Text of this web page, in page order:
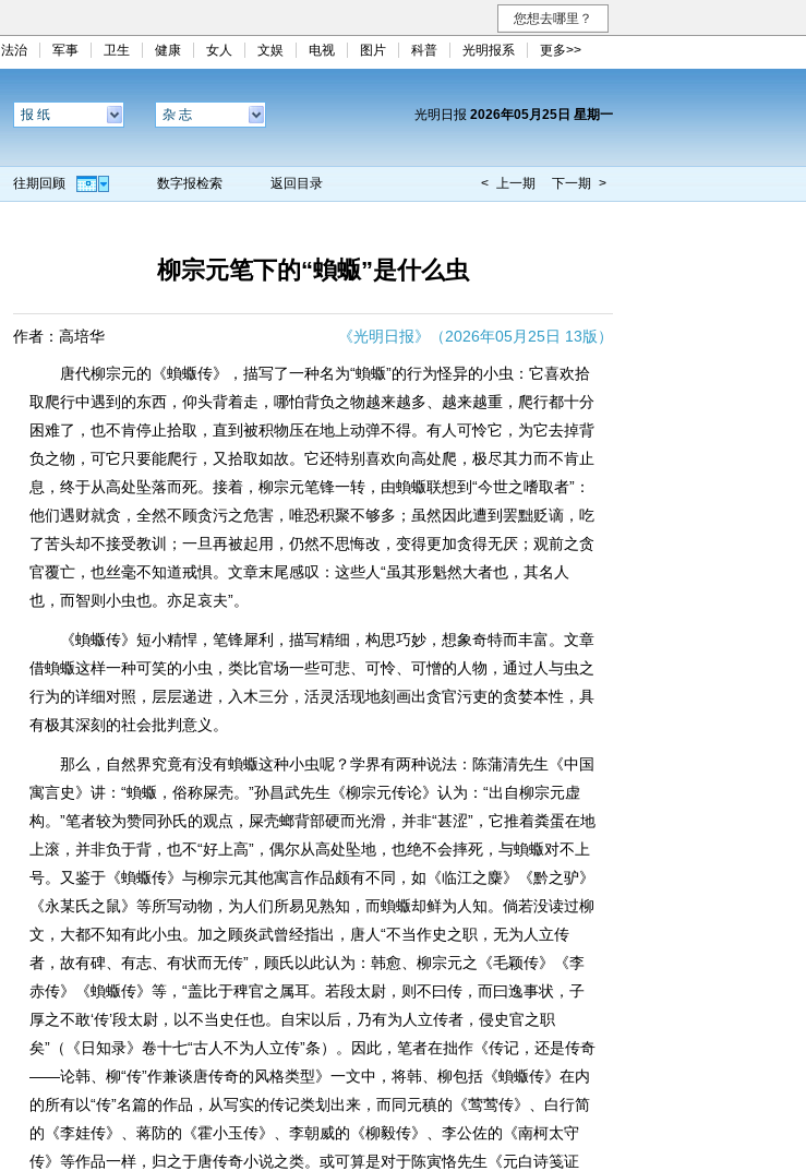
您想去哪里？
法治 军事 卫生 健康 女人 文娱 电视 图片 科普 光明报系 更多>>
报 纸 杂 志 光明日报 2026年05月25日 星期一
往期回顾 数字报检索 返回目录 < 上一期 下一期 >
柳宗元笔下的“蝜蝂”是什么虫
作者：高培华 《光明日报》（2026年05月25日 13版）
唐代柳宗元的《蝜蝂传》，描写了一种名为“蝜蝂”的行为怪异的小虫：它喜欢拾
取爬行中遇到的东西，仰头背着走，哪怕背负之物越来越多、越来越重，爬行都十分
困难了，也不肯停止拾取，直到被积物压在地上动弹不得。有人可怜它，为它去掉背
负之物，可它只要能爬行，又拾取如故。它还特别喜欢向高处爬，极尽其力而不肯止
息，终于从高处坠落而死。接着，柳宗元笔锋一转，由蝜蝂联想到“今世之嗜取者”：
他们遇财就贪，全然不顾贪污之危害，唯恐积聚不够多；虽然因此遭到罢黜贬谪，吃
了苦头却不接受教训；一旦再被起用，仍然不思悔改，变得更加贪得无厌；观前之贪
官覆亡，也丝毫不知道戒惧。文章末尾感叹：这些人“虽其形魁然大者也，其名人
也，而智则小虫也。亦足哀夫”。
《蝜蝂传》短小精悍，笔锋犀利，描写精细，构思巧妙，想象奇特而丰富。文章
借蝜蝂这样一种可笑的小虫，类比官场一些可悲、可怜、可憎的人物，通过人与虫之
行为的详细对照，层层递进，入木三分，活灵活现地刻画出贪官污吏的贪婪本性，具
有极其深刻的社会批判意义。
那么，自然界究竟有没有蝜蝂这种小虫呢？学界有两种说法：陈蒲清先生《中国
寓言史》讲：“蝜蝂，俗称屎壳。”孙昌武先生《柳宗元传论》认为：“出自柳宗元虚
构。”笔者较为赞同孙氏的观点，屎壳螂背部硬而光滑，并非“甚涩”，它推着粪蛋在地
上滚，并非负于背，也不“好上高”，偶尔从高处坠地，也绝不会摔死，与蝜蝂对不上
号。又鉴于《蝜蝂传》与柳宗元其他寓言作品颇有不同，如《临江之麋》《黔之驴》
《永某氏之鼠》等所写动物，为人们所易见熟知，而蝜蝂却鲜为人知。倘若没读过柳
文，大都不知有此小虫。加之顾炎武曾经指出，唐人“不当作史之职，无为人立传
者，故有碑、有志、有状而无传”，顾氏以此认为：韩愈、柳宗元之《毛颖传》《李
赤传》《蝜蝂传》等，“盖比于稗官之属耳。若段太尉，则不曰传，而曰逸事状，子
厚之不敢‘传’段太尉，以不当史任也。自宋以后，乃有为人立传者，侵史官之职
矣”（《日知录》卷十七“古人不为人立传”条）。因此，笔者在拙作《传记，还是传奇
——论韩、柳“传”作兼谈唐传奇的风格类型》一文中，将韩、柳包括《蝜蝂传》在内
的所有以“传”名篇的作品，从写实的传记类划出来，而同元稹的《莺莺传》、白行简
的《李娃传》、蒋防的《霍小玉传》、李朝威的《柳毅传》、李公佐的《南柯太守
传》等作品一样，归之于唐传奇小说之类。或可算是对于陈寅恪先生《元白诗笺证